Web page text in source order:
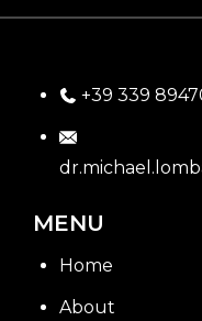
+39 339
MENU
Home
About